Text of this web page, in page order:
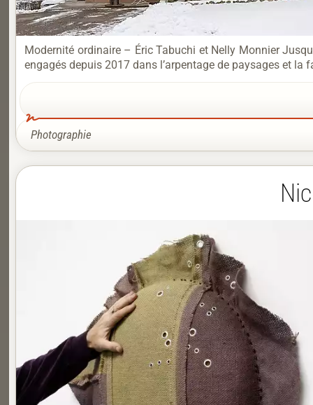
Modernité ordinaire – Éric Tabuchi et Nelly Monnier
engagés depuis 2017 dans l’arpentage de paysages et la
Photographie